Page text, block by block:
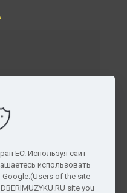
Центральный
ЕС! Используя сайт
использовать
of the site
site you